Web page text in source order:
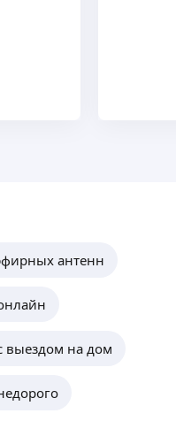
антенн
выездом на дом